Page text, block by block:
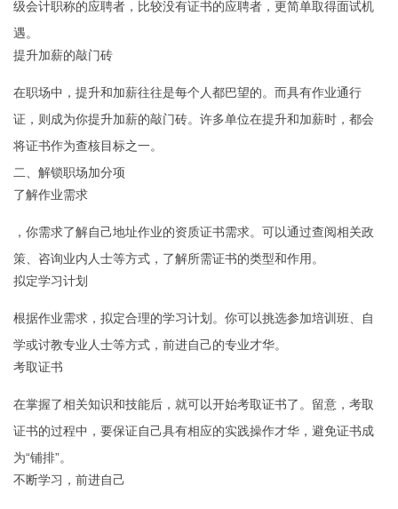
级会计职称的应聘者，比较没有证书的应聘者，更简单取得面试机
遇。
提升加薪的敲门砖
在职场中，提升和加薪往往是每个人都巴望的。而具有作业通行
证，则成为你提升加薪的敲门砖。许多单位在提升和加薪时，都会
将证书作为查核目标之一。
二、解锁职场加分项
了解作业需求
，你需求了解自己地址作业的资质证书需求。可以通过查阅相关政
策、咨询业内人士等方式，了解所需证书的类型和作用。
拟定学习计划
根据作业需求，拟定合理的学习计划。你可以挑选参加培训班、自
学或讨教专业人士等方式，前进自己的专业才华。
考取证书
在掌握了相关知识和技能后，就可以开始考取证书了。留意，考取
证书的过程中，要保证自己具有相应的实践操作才华，避免证书成
为“铺排”。
不断学习，前进自己